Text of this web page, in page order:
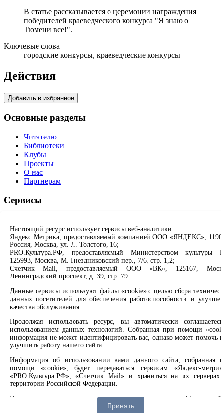
В статье рассказывается о церемонии награждения
победителей краеведческого конкурса "Я знаю о
Тюмени все!".
Ключевые слова
городские конкурсы, краеведческие конкурсы
Действия
Добавить в избранное
Основные разделы
Читателю
Библиотеки
Клубы
Проекты
О нас
Партнерам
Сервисы
Спроси библиотекаря
Спроси краеведа
Оцените качество услуг
Направить обращение директору
Соцсети
Вконтакте
Одноклассники
Max
Rutube
Заметили опечатку? Выделите текст с ошибкой и нажмите
клавиши Ctrl+Enter или ссылку ниже
Сообщить об ошибке
2008 –2026© Централизованная городская библиотечная
система, 6+
Настоящий ресурс использует сервисы веб-аналитики:
Яндекс Метрика, предоставляемый компанией ООО «ЯНДЕКС»,
Россия, Москва, ул. Л. Толстого, 16;
PRO.Культура.РФ, предоставляемый Министерством культуры
125993, Москва, М. Гнездниковский пер., 7/6, стр. 1,2;
Счетчик Mail, предоставляемый ООО «ВК», 125167,
Ленинградский проспект, д. 39, стр. 79.
Данные сервисы используют файлы «cookie» с целью сбора
данных посетителей для обеспечения работоспособности и
качества обслуживания.
Продолжая использовать ресурс, вы автоматически
использованием данных технологий. Собранная при помощи
информация не может идентифицировать вас, однако может помочь
улучшить работу нашего сайта.
Информация об использовании вами данного сайта, собранная
помощи «cookie», будет передаваться сервисам «Яндекс-
«PRO.Культура.РФ», «Счетчик Mail» и храниться на их
территории Российской Федерации.
Вы можете отказаться от использования «cookie»,
соответствующие настройки в браузере.
Принять